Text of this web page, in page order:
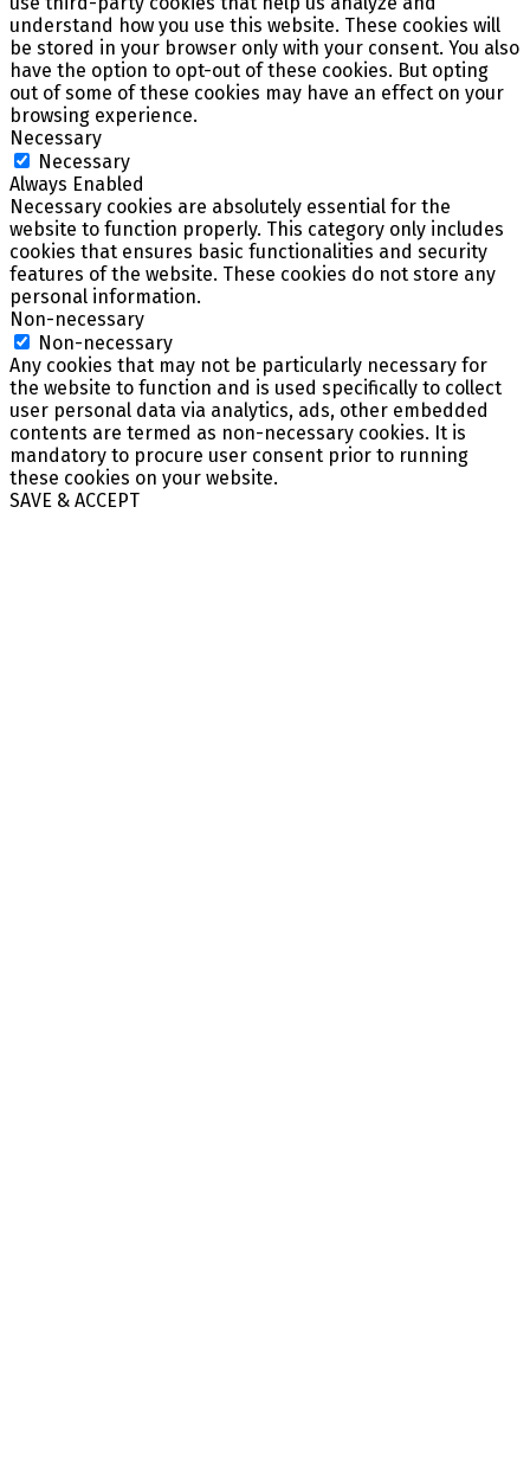
understand how you use this website. These cookies will
be stored in your browser only with your consent. You also
have the option to opt-out of these cookies. But opting
out of some of these cookies may have an effect on your
browsing experience.
Necessary
Necessary
Always Enabled
Necessary cookies are absolutely essential for the
website to function properly. This category only includes
cookies that ensures basic functionalities and security
features of the website. These cookies do not store any
personal information.
Non-necessary
Non-necessary
Any cookies that may not be particularly necessary for
the website to function and is used specifically to collect
user personal data via analytics, ads, other embedded
contents are termed as non-necessary cookies. It is
mandatory to procure user consent prior to running
these cookies on your website.
SAVE & ACCEPT